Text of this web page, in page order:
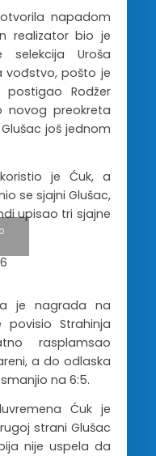
napadom
realizator bio je
selekcija Uroša
vođstvo, pošto je
Rodžer
novog preokreta
još jednom
je Ćuk, a
se sjajni Glušac,
upisao tri sjajne
je nagrada na
Strahinja
rasplamsao
a do odlaska
na 6:5.
Ćuk je
strani Glušac
nije uspela da